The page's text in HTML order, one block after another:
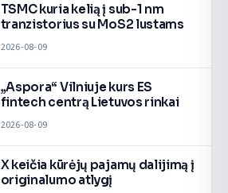
TSMC kuria kelią į sub-1 nm
tranzistorius su MoS2 lustams
2026-08-09
„Aspora“ Vilniuje kurs ES
fintech centrą Lietuvos rinkai
2026-08-09
X keičia kūrėjų pajamų dalijimą į
originalumo atlygį